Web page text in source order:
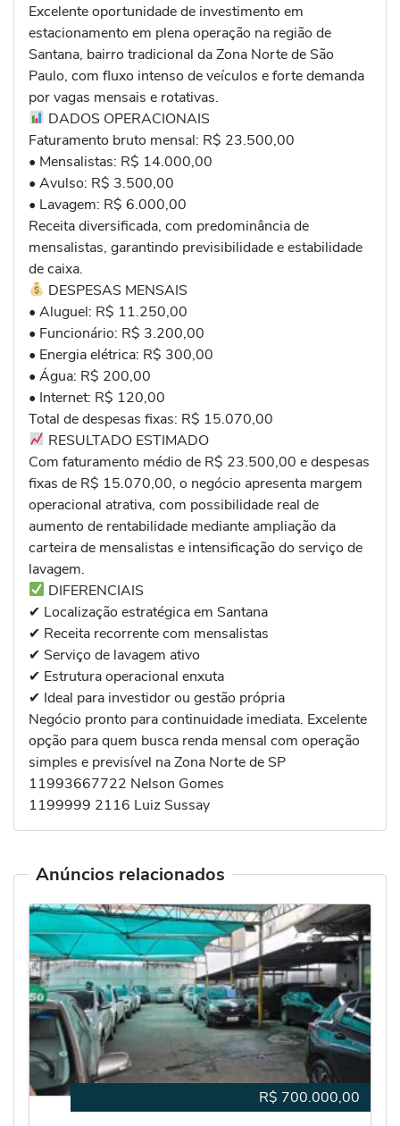
Excelente oportunidade de investimento em
estacionamento em plena operação na região de
Santana, bairro tradicional da Zona Norte de São
Paulo, com fluxo intenso de veículos e forte demanda
por vagas mensais e rotativas.
DADOS OPERACIONAIS
Faturamento bruto mensal: R$ 23.500,00
• Mensalistas: R$ 14.000,00
• Avulso: R$ 3.500,00
• Lavagem: R$ 6.000,00
Receita diversificada, com predominância de
mensalistas, garantindo previsibilidade e estabilidade
de caixa.
DESPESAS MENSAIS
• Aluguel: R$ 11.250,00
• Funcionário: R$ 3.200,00
• Energia elétrica: R$ 300,00
• Água: R$ 200,00
• Internet: R$ 120,00
Total de despesas fixas: R$ 15.070,00
RESULTADO ESTIMADO
Com faturamento médio de R$ 23.500,00 e despesas
fixas de R$ 15.070,00, o negócio apresenta margem
operacional atrativa, com possibilidade real de
aumento de rentabilidade mediante ampliação da
carteira de mensalistas e intensificação do serviço de
lavagem.
DIFERENCIAIS
✔ Localização estratégica em Santana
✔ Receita recorrente com mensalistas
✔ Serviço de lavagem ativo
✔ Estrutura operacional enxuta
✔ Ideal para investidor ou gestão própria
Negócio pronto para continuidade imediata. Excelente
opção para quem busca renda mensal com operação
simples e previsível na Zona Norte de SP
11993667722 Nelson Gomes
1199999 2116 Luiz Sussay
Anúncios relacionados
R$ 700.000,00